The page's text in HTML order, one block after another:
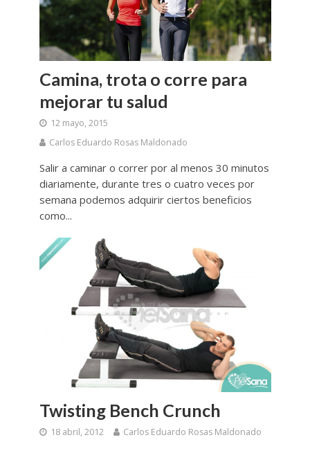
Camina, trota o corre para
mejorar tu salud
12 mayo, 2015
Carlos Eduardo Rosas Maldonado
Salir a caminar o correr por al menos 30 minutos
diariamente, durante tres o cuatro veces por
semana podemos adquirir ciertos beneficios
como...
Twisting Bench Crunch
18 abril, 2012 Carlos Eduardo Rosas Maldonado